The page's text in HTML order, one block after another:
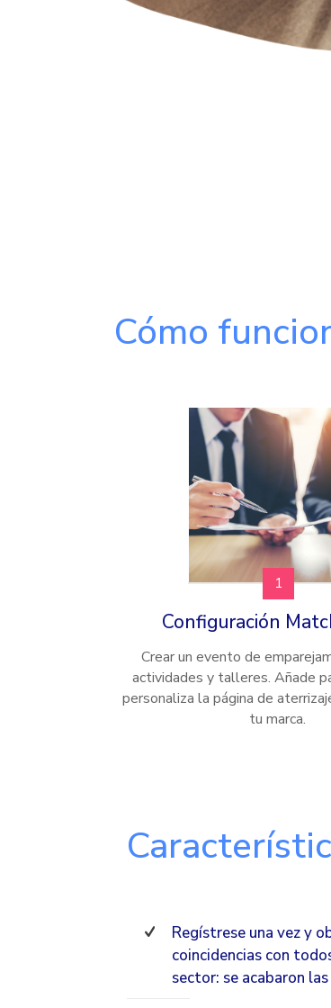
Cómo
1
Configuración
Crear un evento de
actividades y talleres. Añade
personaliza la página de
tu marca.
Regístrese una vez y
coincidencias con
sector: se acabaron